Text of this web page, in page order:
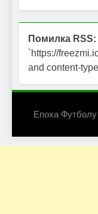
Помилка RSS:
`https://
and content-
Епоха